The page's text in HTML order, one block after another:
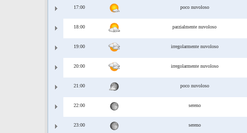
17:00 poco nuvoloso
18:00 parzialmente nuvoloso
19:00 irregolarmente nuvoloso
20:00 irregolarmente nuvoloso
21:00 poco nuvoloso
22:00 sereno
23:00 sereno